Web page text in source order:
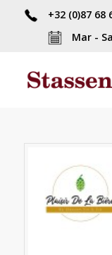
+32 (0)87 68
Mar -